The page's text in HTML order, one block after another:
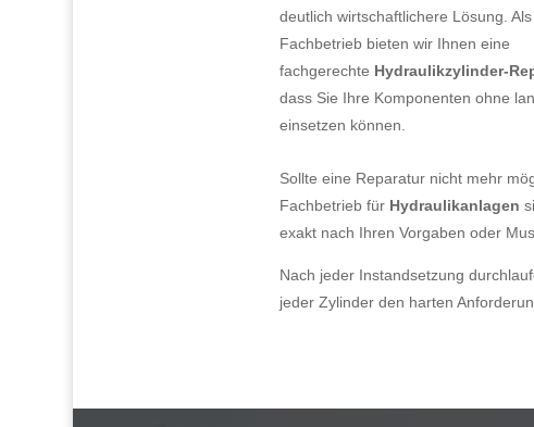
deutlich wirtschaftlichere Lösung.
Fachbetrieb bieten wir Ihnen eine
fachgerechte Hydraulikzylinder-
dass Sie Ihre Komponenten ohne
einsetzen können.
Sollte eine Reparatur nicht mehr
Fachbetrieb für Hydraulikanlagen
exakt nach Ihren Vorgaben oder
Nach jeder Instandsetzung
jeder Zylinder den harten